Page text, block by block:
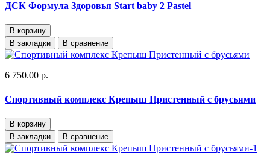
ДСК Формула Здоровья Start baby 2 Pastel
В корзину
В закладки
В сравнение
6 750.00 р.
Спортивный комплекс Крепыш Пристенный с брусьями
В корзину
В закладки
В сравнение